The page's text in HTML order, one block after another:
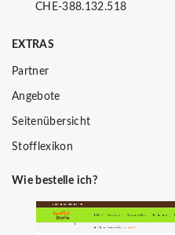
CHE-388.132.518
EXTRAS
Partner
Angebote
Seitenübersicht
Stofflexikon
Wie bestelle ich?